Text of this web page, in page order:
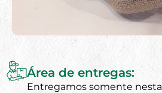
Área de entregas:
Entregamos somente